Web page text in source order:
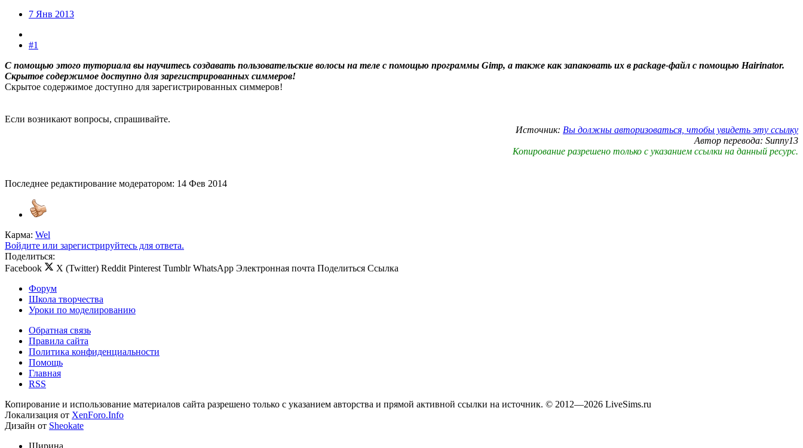
7 Янв 2013
#1
С помощью этого туториала вы научитесь создавать пользовательские волосы на теле с помощью программы Gimp, а также как запаковать их в package-файл с помощью Hairinator.
Скрытое содержимое доступно для зарегистрированных симмеров!
Скрытое содержимое доступно для зарегистрированных симмеров!
Если возникают вопросы, спрашивайте.
Источник: Вы должны авторизоваться, чтобы увидеть эту ссылку
Автор перевода: Sunny13
Копирование разрешено только с указанием ссылки на данный ресурс.
Последнее редактирование модератором: 14 Фев 2014
Карма: Wel
Войдите или зарегистрируйтесь для ответа.
Поделиться:
Facebook
X (Twitter) Reddit Pinterest Tumblr WhatsApp Электронная почта Поделиться Ссылка
Форум
Школа творчества
Уроки по моделированию
Обратная связь
Правила сайта
Политика конфиденциальности
Помощь
Главная
RSS
Копирование и использование материалов сайта разрешено только с указанием авторства и прямой активной ссылки на источник. © 2012—2026 LiveSims.ru
Локализация от XenForo.Info
Дизайн от Sheokate